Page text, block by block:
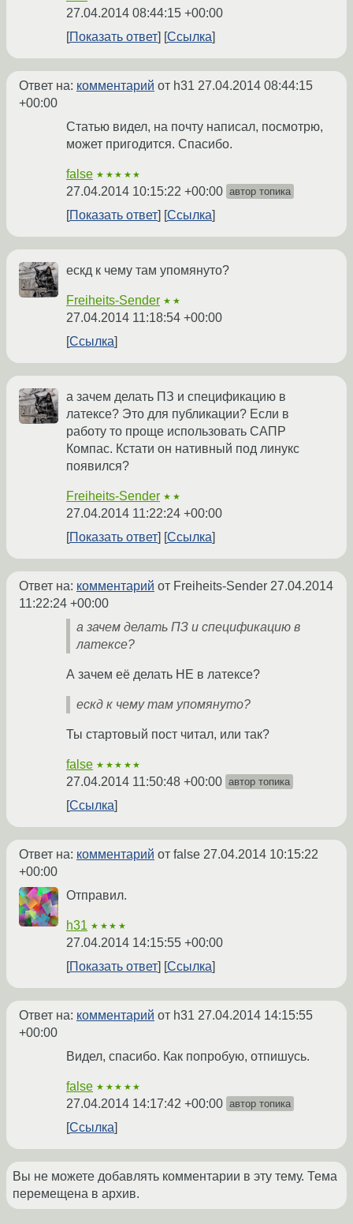
27.04.2014 08:44:15 +00:00
Показать ответ
Ссылка
Ответ на: комментарий от h31 27.04.2014 08:44:15
+00:00
Статью видел, на почту написал, посмотрю,
может пригодится. Спасибо.
false ★★★★★
27.04.2014 10:15:22 +00:00 автор топика
Показать ответ Ссылка
ескд к чему там упомянуто?
Freiheits-Sender ★★
27.04.2014 11:18:54 +00:00
Ссылка
а зачем делать ПЗ и спецификацию в
латексе? Это для публикации? Если в
работу то проще использовать САПР
Компас. Кстати он нативный под линукс
появился?
Freiheits-Sender ★★
27.04.2014 11:22:24 +00:00
Показать ответ
Ссылка
Ответ на: комментарий от Freiheits-Sender 27.04.2014
11:22:24 +00:00
а зачем делать ПЗ и спецификацию в
латексе?
А зачем её делать НЕ в латексе?
ескд к чему там упомянуто?
Ты стартовый пост читал, или так?
false ★★★★★
27.04.2014 11:50:48 +00:00 автор топика
Ссылка
Ответ на: комментарий от false 27.04.2014 10:15:22
+00:00
Отправил.
h31 ★★★★
27.04.2014 14:15:55 +00:00
Показать ответ
Ссылка
Ответ на: комментарий от h31 27.04.2014 14:15:55
+00:00
Видел, спасибо. Как попробую, отпишусь.
false ★★★★★
27.04.2014 14:17:42 +00:00 автор топика
Ссылка
Вы не можете добавлять комментарии в эту тему. Тема
перемещена в архив.